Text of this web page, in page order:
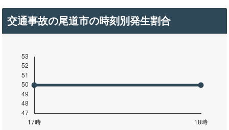
交通事故の尾道市の時刻別発生割合